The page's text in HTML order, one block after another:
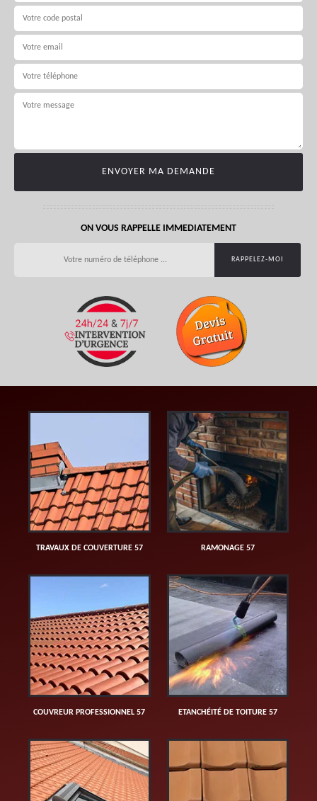
ON VOUS RAPPELLE IMMEDIATEMENT
TRAVAUX DE COUVERTURE 57 RAMONAGE 57
COUVREUR PROFESSIONNEL 57 ETANCHÉITÉ DE TOITURE 57